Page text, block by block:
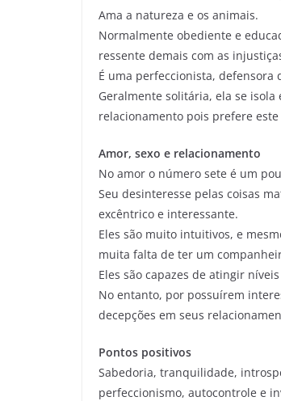
Ama a natureza e os animais.
Normalmente obediente e
ressente demais com as
É uma perfeccionista, defensora
Geralmente solitária, ela se
relacionamento pois prefere
Amor, sexo e relacionamento
No amor o número sete é um
Seu desinteresse pelas coisas
excêntrico e interessante.
Eles são muito intuitivos, e
muita falta de ter um
Eles são capazes de atingir
No entanto, por possuírem
decepções em seus
Pontos positivos
Sabedoria, tranquilidade,
perfeccionismo, autocontrole e